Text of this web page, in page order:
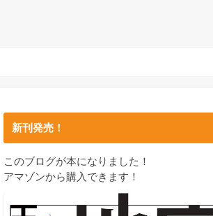
新刊発売！
このブログが本になりました！
アマゾンから購入できます！